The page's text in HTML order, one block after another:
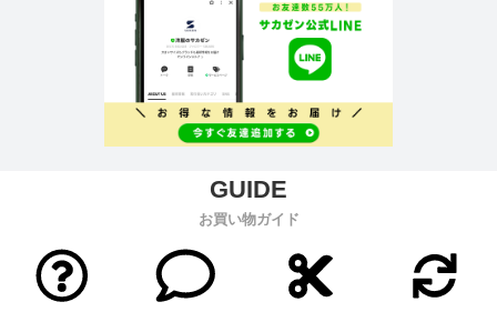
お買い物ガイド